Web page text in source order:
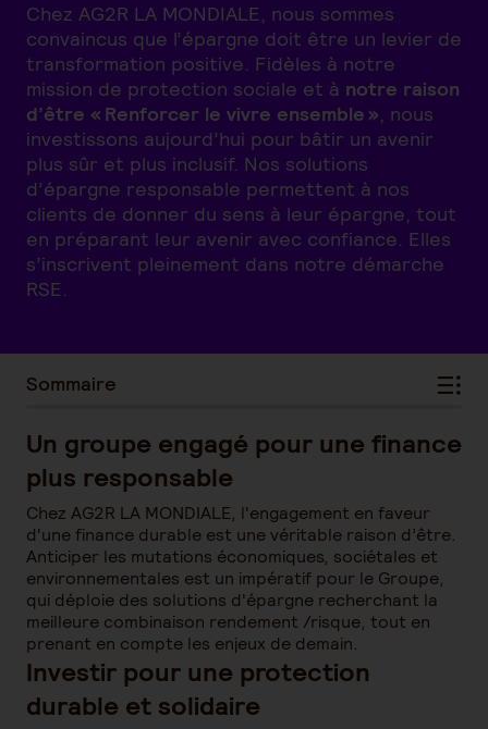
Chez AG2R LA MONDIALE, nous sommes
convaincus que l’épargne doit être un levier de
transformation positive. Fidèles à notre
mission de protection sociale et à notre raison
d’être « Renforcer le vivre ensemble », nous
investissons aujourd’hui pour bâtir un avenir
plus sûr et plus inclusif. Nos solutions
d’épargne responsable permettent à nos
clients de donner du sens à leur épargne, tout
en préparant leur avenir avec confiance. Elles
s’inscrivent pleinement dans notre démarche
RSE.
Sommaire
Un groupe engagé pour une finance
plus responsable
Chez AG2R LA MONDIALE, l'engagement en faveur
d'une finance durable est une véritable raison d’être.
Anticiper les mutations économiques, sociétales et
environnementales est un impératif pour le Groupe,
qui déploie des solutions d'épargne recherchant la
meilleure combinaison rendement /risque, tout en
prenant en compte les enjeux de demain.
Investir pour une protection
durable et solidaire